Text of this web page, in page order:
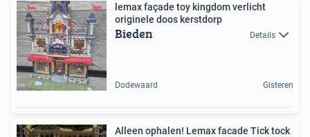
lemax façade toy kingdom verlicht
originele doos kerstdorp
Bieden Details
Dodewaard Gisteren
Alleen ophalen! Lemax facade Tick tock